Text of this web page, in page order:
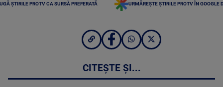
ȘTIRILE PROTV CA SURSĂ PREFERATĂ URMĂREȘTE ȘTIRILE PROTV ÎN GOOGLE
CITEȘTE ȘI...